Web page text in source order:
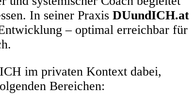
In seiner Praxis DUundICH.at
– optimal erreichbar für
im privaten Kontext dabei,
Bereichen: